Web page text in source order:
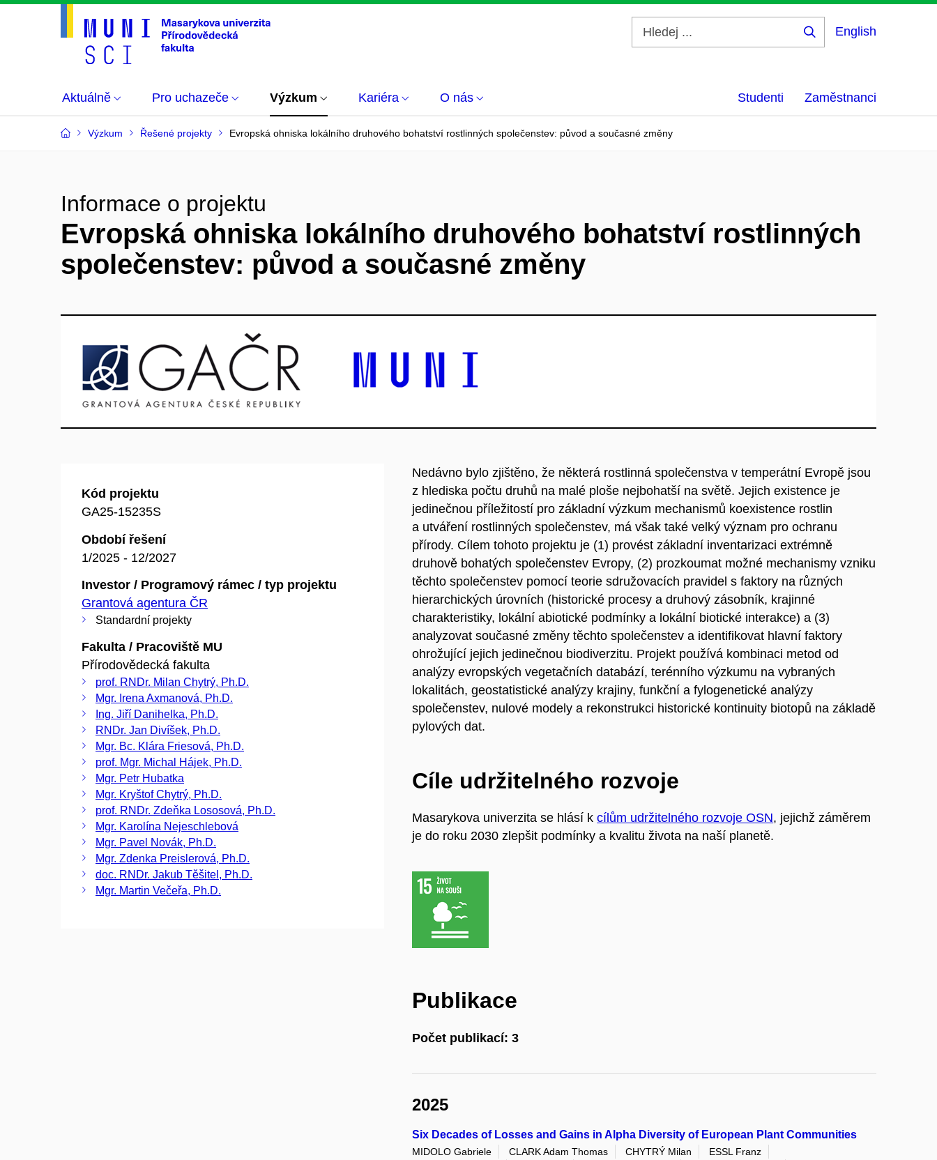
English
Aktuálně Pro uchazeče Výzkum Kariéra O nás Studenti Zaměstnanci
Výzkum Řešené projekty Evropská ohniska lokálního druhového bohatství rostlinných společenstev: původ a současné změny
Informace o projektu
Evropská ohniska lokálního druhového bohatství rostlinných
společenstev: původ a současné změny
Kód projektu
GA25-15235S
Období řešení
1/2025 - 12/2027
Investor / Programový rámec / typ projektu
Grantová agentura ČR
Standardní projekty
Fakulta / Pracoviště MU
Přírodovědecká fakulta
prof. RNDr. Milan Chytrý, Ph.D.
Mgr. Irena Axmanová, Ph.D.
Ing. Jiří Danihelka, Ph.D.
RNDr. Jan Divíšek, Ph.D.
Mgr. Bc. Klára Friesová, Ph.D.
prof. Mgr. Michal Hájek, Ph.D.
Mgr. Petr Hubatka
Mgr. Kryštof Chytrý, Ph.D.
prof. RNDr. Zdeňka Lososová, Ph.D.
Mgr. Karolína Nejeschlebová
Mgr. Pavel Novák, Ph.D.
Mgr. Zdenka Preislerová, Ph.D.
doc. RNDr. Jakub Těšitel, Ph.D.
Mgr. Martin Večeřa, Ph.D.
Nedávno bylo zjištěno, že některá rostlinná společenstva v temperátní Evropě jsou
z hlediska počtu druhů na malé ploše nejbohatší na světě. Jejich existence je
jedinečnou příležitostí pro základní výzkum mechanismů koexistence rostlin
a utváření rostlinných společenstev, má však také velký význam pro ochranu
přírody. Cílem tohoto projektu je (1) provést základní inventarizaci extrémně
druhově bohatých společenstev Evropy, (2) prozkoumat možné mechanismy vzniku
těchto společenstev pomocí teorie sdružovacích pravidel s faktory na různých
hierarchických úrovních (historické procesy a druhový zásobník, krajinné
charakteristiky, lokální abiotické podmínky a lokální biotické interakce) a (3)
analyzovat současné změny těchto společenstev a identifikovat hlavní faktory
ohrožující jejich jedinečnou biodiverzitu. Projekt používá kombinaci metod od
analýzy evropských vegetačních databází, terénního výzkumu na vybraných
lokalitách, geostatistické analýzy krajiny, funkční a fylogenetické analýzy
společenstev, nulové modely a rekonstrukci historické kontinuity biotopů na základě
pylových dat.
Cíle udržitelného rozvoje
Masarykova univerzita se hlásí kcílům udržitelného rozvoje OSN, jejichž záměrem
je do roku 2030 zlepšit podmínky a kvalitu života na naší planetě.
Publikace
Počet publikací: 3
2025
Six Decades of Losses and Gains in Alpha Diversity of European Plant Communities
MIDOLO Gabriele CLARK Adam Thomas CHYTRÝ Milan
ESSL Franz